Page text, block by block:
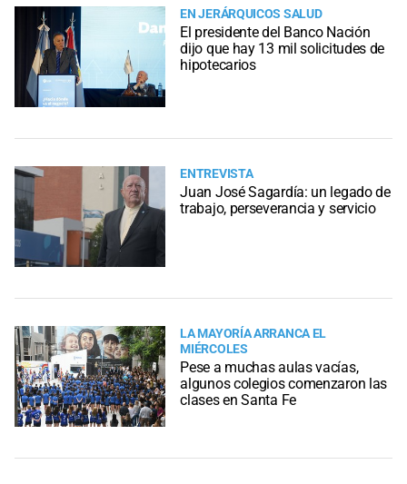
EN JERÁRQUICOS SALUD
El presidente del Banco Nación
dijo que hay 13 mil solicitudes de
hipotecarios
ENTREVISTA
Juan José Sagardía: un legado de
trabajo, perseverancia y servicio
LA MAYORÍA ARRANCA EL
MIÉRCOLES
Pese a muchas aulas vacías,
algunos colegios comenzaron las
clases en Santa Fe